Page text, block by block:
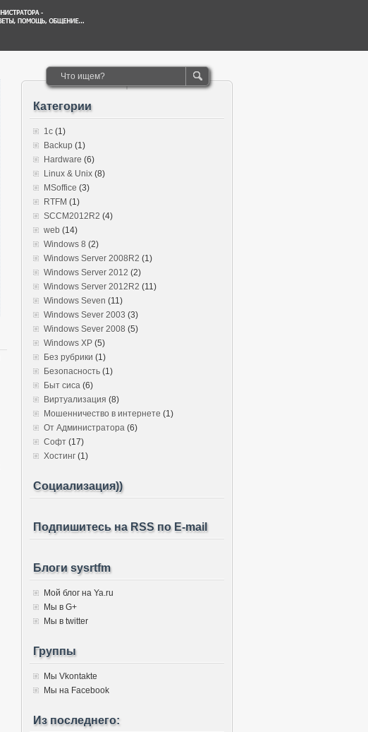
Категории
1c (1)
Backup (1)
Hardware (6)
Linux & Unix (8)
MSoffice (3)
RTFM (1)
SCCM2012R2 (4)
web (14)
Windows 8 (2)
Windows Server 2008R2 (1)
Windows Server 2012 (2)
Windows Server 2012R2 (11)
Windows Seven (11)
Windows Sever 2003 (3)
Windows Sever 2008 (5)
Windows XP (5)
Без рубрики (1)
Безопасность (1)
Быт сиса (6)
Виртуализация (8)
Мошенничество в интернете (1)
От Администратора (6)
Софт (17)
Хостинг (1)
Социализация))
Подпишитесь на RSS по E-mail
Блоги sysrtfm
Мой блог на Ya.ru
Мы в G+
Мы в twitter
Группы
Мы Vkontakte
Мы на Facebook
Из последнего: